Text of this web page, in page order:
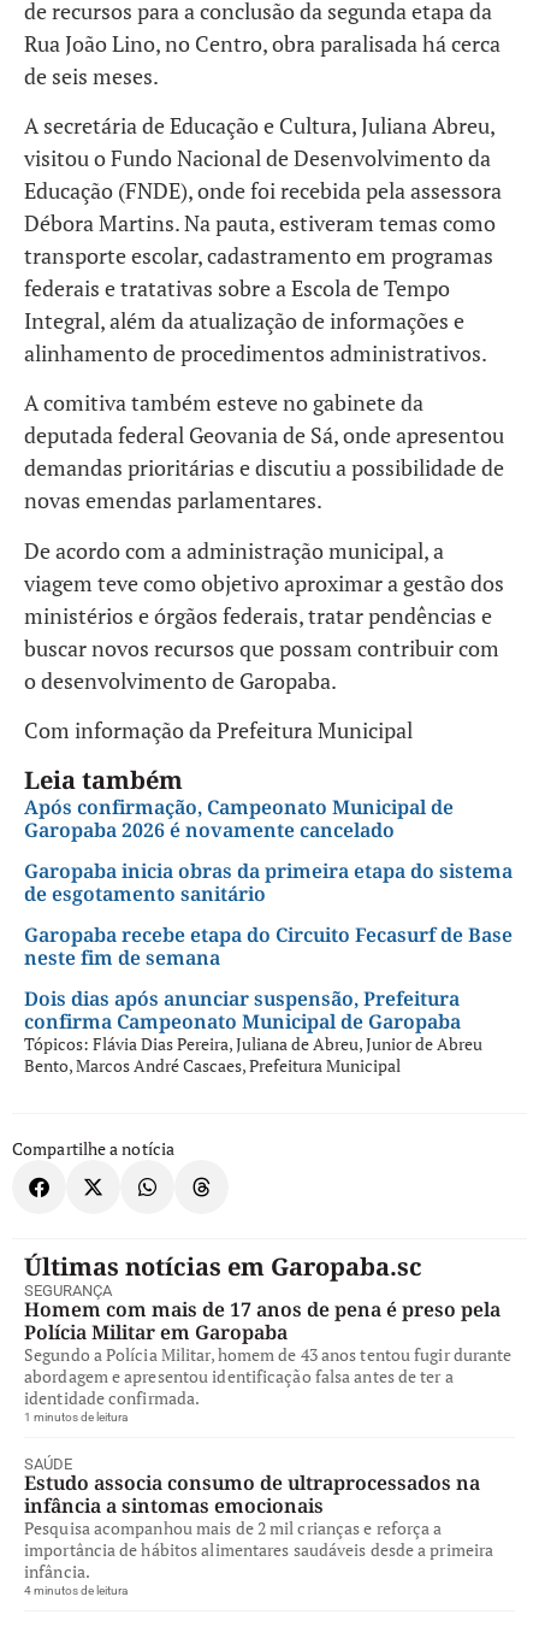
de recursos para a conclusão da segunda etapa da
Rua João Lino, no Centro, obra paralisada há cerca
de seis meses.
A secretária de Educação e Cultura, Juliana Abreu,
visitou o Fundo Nacional de Desenvolvimento da
Educação (FNDE), onde foi recebida pela assessora
Débora Martins. Na pauta, estiveram temas como
transporte escolar, cadastramento em programas
federais e tratativas sobre a Escola de Tempo
Integral, além da atualização de informações e
alinhamento de procedimentos administrativos.
A comitiva também esteve no gabinete da
deputada federal Geovania de Sá, onde apresentou
demandas prioritárias e discutiu a possibilidade de
novas emendas parlamentares.
De acordo com a administração municipal, a
viagem teve como objetivo aproximar a gestão dos
ministérios e órgãos federais, tratar pendências e
buscar novos recursos que possam contribuir com
o desenvolvimento de Garopaba.
Com informação da Prefeitura Municipal
Leia também
Após confirmação, Campeonato Municipal de
Garopaba 2026 é novamente cancelado
Garopaba inicia obras da primeira etapa do sistema
de esgotamento sanitário
Garopaba recebe etapa do Circuito Fecasurf de Base
neste fim de semana
Dois dias após anunciar suspensão, Prefeitura
confirma Campeonato Municipal de Garopaba
Tópicos: Flávia Dias Pereira,Juliana de Abreu,Junior de Abreu
Bento,Marcos André Cascaes,Prefeitura Municipal
Compartilhe a notícia
Últimas notícias em Garopaba.sc
SEGURANÇA
Homem com mais de 17 anos de pena é preso pela
Polícia Militar em Garopaba
Segundo a Polícia Militar, homem de 43 anos tentou fugir durante
abordagem e apresentou identificação falsa antes de ter a
identidade confirmada.
1 minutos de leitura
SAÚDE
Estudo associa consumo de ultraprocessados na
infância a sintomas emocionais
Pesquisa acompanhou mais de 2 mil crianças e reforça a
importância de hábitos alimentares saudáveis desde a primeira
infância.
4 minutos de leitura